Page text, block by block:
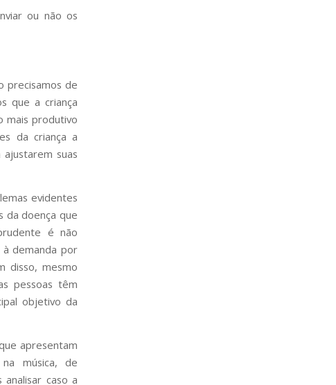
ou não os
precisamos de
que a criança
mais produtivo
da criança a
suas
evidentes
da doença que
é não
demanda por
disso, mesmo
pessoas têm
objetivo da
apresentam
música, de
caso a